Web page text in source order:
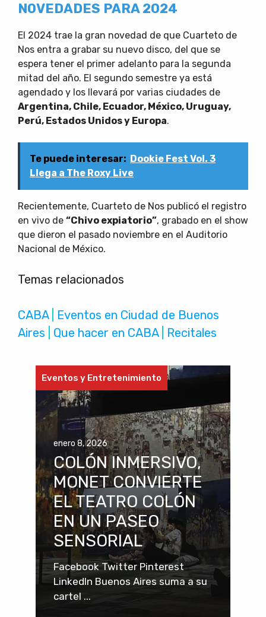
NOVEDADES PARA 2024
El 2024 trae la gran novedad de que Cuarteto de
Nos entra a grabar su nuevo disco, del que se
espera tener el primer adelanto para la segunda
mitad del año. El segundo semestre ya está
agendado y los llevará por varias ciudades de
Argentina, Chile, Ecuador, México, Uruguay,
Perú, Estados Unidos y Europa.
Te puede interesar: Dookie Fest Vol. 3
Llega a The Roxy Live
Recientemente, Cuarteto de Nos publicó el registro
en vivo de “Chivo expiatorio”, grabado en el show
que dieron el pasado noviembre en el Auditorio
Nacional de México.
Temas relacionados
CABA | Eventos en Ciudad de Buenos
Aires
Que hacer en CABA | Recitales
Eventos y Entretenimiento
enero 8, 2026
COLÓN INMERSIVO,
MONET CONVIERTE
EL TEATRO COLÓN
EN UN PASEO
SENSORIAL
Facebook Twitter Pinterest
LinkedIn Buenos Aires suma a su
cartel ...